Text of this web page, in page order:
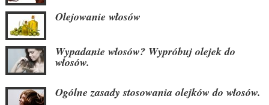
Olejowanie włosów
Wypadanie włosów? Wypróbuj olejek do
włosów.
Ogólne zasady stosowania olejków do włosów.